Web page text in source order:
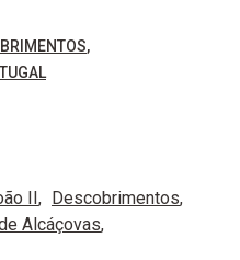
II
Descobrimentos
Alcáçovas